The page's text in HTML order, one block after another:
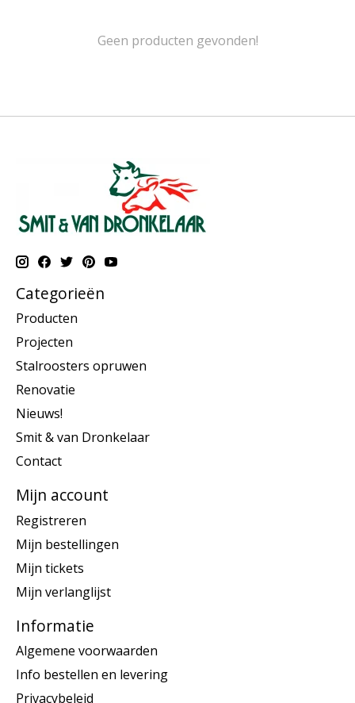
Geen producten gevonden!
Categorieën
Producten
Projecten
Stalroosters opruwen
Renovatie
Nieuws!
Smit & van Dronkelaar
Contact
Mijn account
Registreren
Mijn bestellingen
Mijn tickets
Mijn verlanglijst
Informatie
Algemene voorwaarden
Info bestellen en levering
Privacybeleid